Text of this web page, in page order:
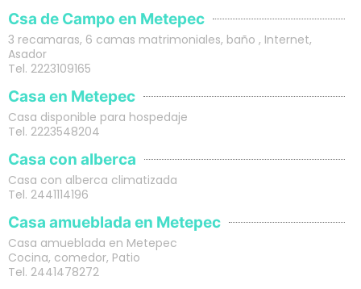
Csa de Campo en Metepec
3 recamaras, 6 camas matrimoniales, baño , Internet,
Asador
Tel. 2223109165
Casa en Metepec
Casa disponible para hospedaje
Tel. 2223548204
Casa con alberca
Casa con alberca climatizada
Tel. 2441114196
Casa amueblada en Metepec
Casa amueblada en Metepec
Cocina, comedor, Patio
Tel. 2441478272